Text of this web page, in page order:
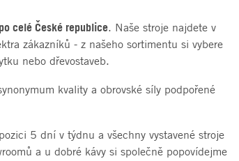
celé České republice. Naše stroje najdete v
zákazníků - z našeho sortimentu si vybere
nebo dřevostaveb.
kvality a obrovské síly podpořené
5 dní v týdnu a všechny vystavené stroje
a u dobré kávy si společně popovídejme